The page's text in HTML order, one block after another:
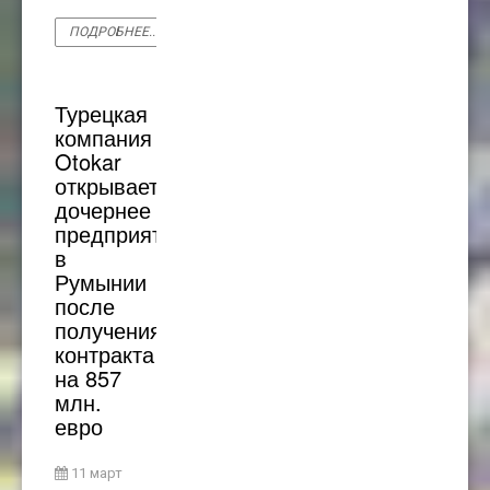
ПОДРОБНЕЕ...
Турецкая
компания
Otokar
открывает
дочернее
предприятие
в
Румынии
после
получения
контракта
на 857
млн. ​​
евро
11 март